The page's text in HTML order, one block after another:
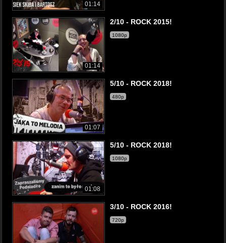
01:14
01:14
2/10 - ROCK 2015!
1080p
01:07
5/10 - ROCK 2018!
480p
01:08
5/10 - ROCK 2018!
1080p
3/10 - ROCK 2016!
720p